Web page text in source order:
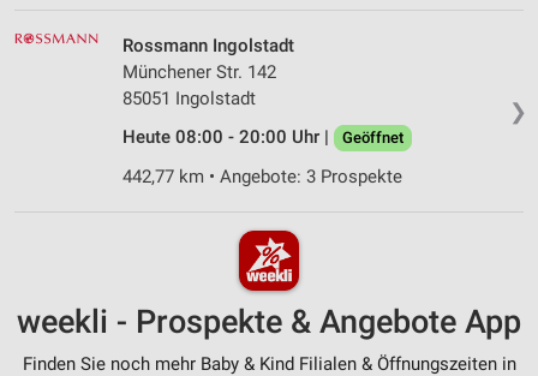
❯
Rossmann Ingolstadt
Münchener Str. 142
85051 Ingolstadt
Heute 08:00 - 20:00 Uhr |
Geöffnet
442,77 km • Angebote: 3 Prospekte
weekli - Prospekte & Angebote App
Finden Sie noch mehr Baby & Kind Filialen & Öffnungszeiten in